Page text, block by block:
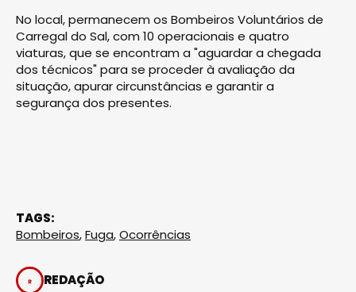
No local, permanecem os Bombeiros Voluntários de
Carregal do Sal, com 10 operacionais e quatro
viaturas, que se encontram a "aguardar a chegada
dos técnicos" para se proceder à avaliação da
situação, apurar circunstâncias e garantir a
segurança dos presentes.
TAGS:
Bombeiros,Fuga,Ocorrências
REDAÇÃO